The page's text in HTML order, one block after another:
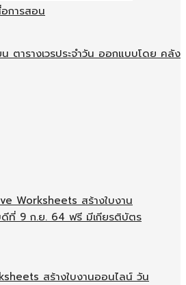
ตารางเวรประจำวัน ออกแบบโดย คลัง
สร้างใบงานออนไลน์​ วัน